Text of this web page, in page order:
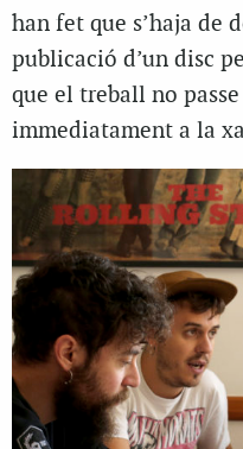
han fet que s’haja de
publicació d’un disc
que el treball no
immediatament a la